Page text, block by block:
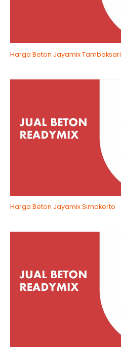
Harga Beton Jayamix Tambaksari
Harga Beton Jayamix Simokerto